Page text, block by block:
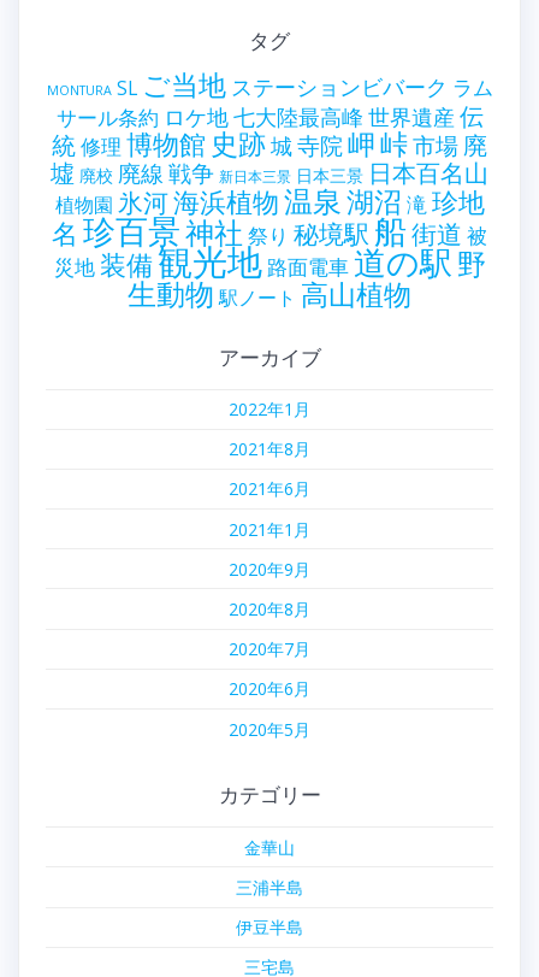
タグ
MONTURA SL ご当地 ステーションビバーク ラム
サール条約 ロケ地七大陸最高峰 世界遺産 伝
統修理 博物館 史跡城寺院岬峠市場 廃
墟 廃校 廃線戦争 新日本三景 日本三景 日本百名山
植物園 氷河海浜植物温泉湖沼 滝 珍地
名 珍百景神社 祭り 秘境駅 船街道 被
災地 装備観光地 路面電車道の駅 野
生動物 駅ノート 高山植物
アーカイブ
2022年1月
2021年8月
2021年6月
2021年1月
2020年9月
2020年8月
2020年7月
2020年6月
2020年5月
カテゴリー
金華山
三浦半島
伊豆半島
三宅島